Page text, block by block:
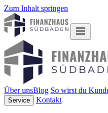
Zum Inhalt springen
Über unsBlog So wirst du
Service Kontakt